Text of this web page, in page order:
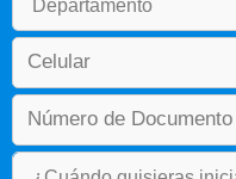
regulatorios